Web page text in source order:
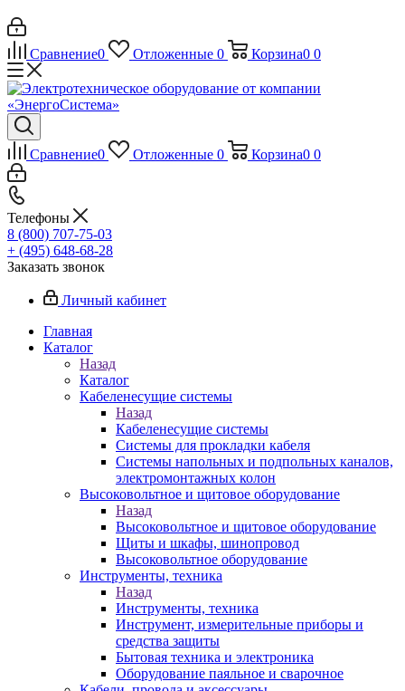
Сравнение0 Отложенные 0 Корзина0 0
Сравнение0 Отложенные 0 Корзина0 0
Телефоны
8 (800) 707-75-03
+ (495) 648-68-28
Заказать звонок
Личный кабинет
Главная
Каталог
Назад
Каталог
Кабеленесущие системы
Назад
Кабеленесущие системы
Системы для прокладки кабеля
Системы напольных и подпольных каналов,
электромонтажных колон
Высоковольтное и щитовое оборудование
Назад
Высоковольтное и щитовое оборудование
Щиты и шкафы, шинопровод
Высоковольтное оборудование
Инструменты, техника
Назад
Инструменты, техника
Инструмент, измерительные приборы и
средства защиты
Бытовая техника и электроника
Оборудование паяльное и сварочное